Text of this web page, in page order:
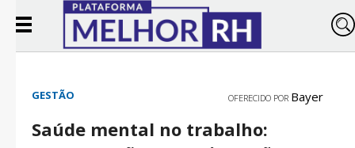
GESTÃO OFERECIDO POR Bayer
Saúde mental no trabalho: